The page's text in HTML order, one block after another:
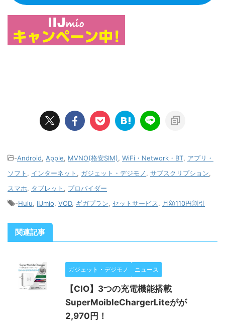
-Android Apple MVNO(格安SIM) WiFi・Network・BT アプリ・
ソフト
インターネット ガジェット・デジモノ サブスクリプション
スマホ
タブレット
プロバイダー
-Hulu IIJmio VOD, ギガプラン セットサービス 月額110円割引
関連記事
ガジェット・デジモノ ニュース
【CIO】3つの充電機能搭載
SuperMoibleChargerLiteがが
2,970円！